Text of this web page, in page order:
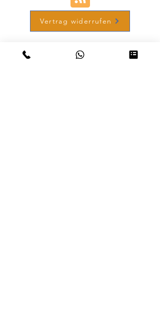
Vertrag widerrufen